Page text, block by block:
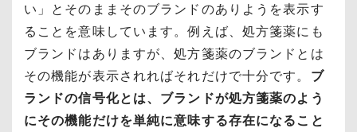
い」とそのままそのブランドのありようを表示す
ることを意味しています。例えば、処方箋薬にも
ブランドはありますが、処方箋薬のブランドとは
その機能が表示されればそれだけで十分です。 ブ
ランドの信号化とは、ブランドが処方箋薬のよう
にその機能だけを単純に意味する存在になること